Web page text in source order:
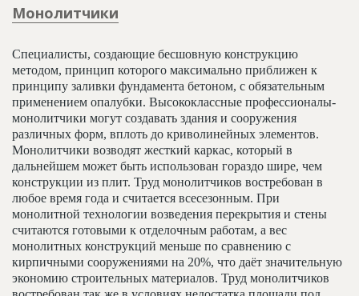
Монолитчики
Специалисты, создающие бесшовную конструкцию
методом, принцип которого максимально приближен к
принципу заливки фундамента бетоном, с обязательным
применением опалубки. Высококлассные профессионалы-
монолитчики могут создавать здания и сооружения
различных форм, вплоть до криволинейных элементов.
Монолитчики возводят жесткий каркас, который в
дальнейшем может быть использован гораздо шире, чем
конструкции из плит. Труд монолитчиков востребован в
любое время года и считается всесезонным. При
монолитной технологии возведения перекрытия и стены
считаются готовыми к отделочным работам, а вес
монолитных конструкций меньше по сравнению с
кирпичными сооружениями на 20%, что даёт значительную
экономию строительных материалов. Труд монолитчиков